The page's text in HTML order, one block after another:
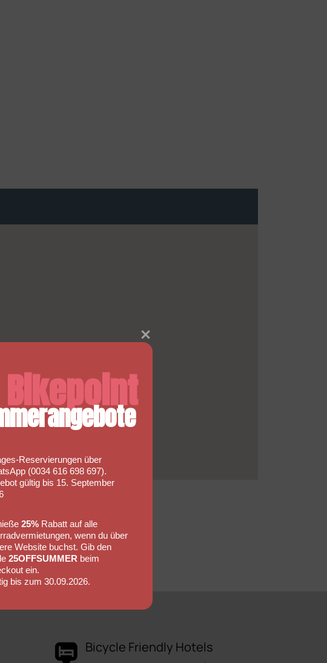
Bicycle Friendly Hotels
Bikepoint
über
(0034 616 698 697).
gültig bis 15. September
25%Rabatt auf alle
wenn du über
Website buchst. Gib den
25OFFSUMMER beim
ein.
bis zum 30.09.2026.